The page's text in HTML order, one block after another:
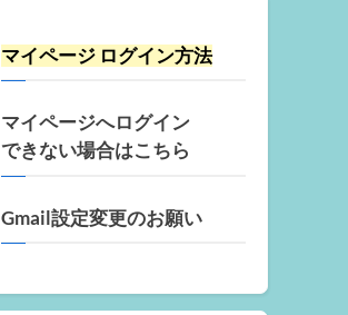
マイページ ログイン方法
マイページへログイン
できない場合はこちら
Gmail設定変更のお願い